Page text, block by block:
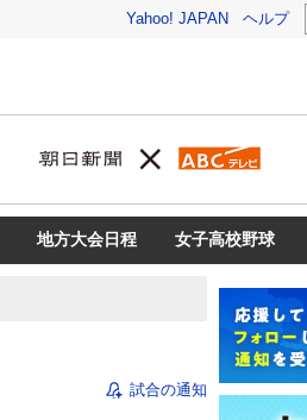
Yahoo! JAPAN ヘルプ
地方大会日程 女子高校野球
試合の通知